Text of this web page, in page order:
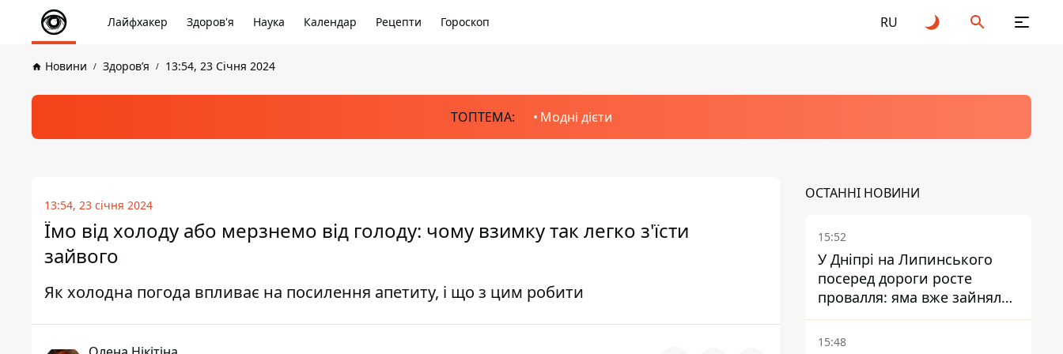
Лайфхакер Здоров'я Наука Календар Рецепти Гороскоп RU
Новини Здоров’я 13:54, 23 Січня 2024
ТОПТЕМА: Модні дієти
13:54, 23 січня 2024
Їмо від холоду або мерзнемо від голоду: чому взимку так легко з'їсти
зайвого
Як холодна погода впливає на посилення апетиту, і що з цим робити
ОСТАННІ НОВИНИ
15:52
У Дніпрі на Липинського
посеред дороги росте
провалля: яма вже зайняла
смугу руху
15:48